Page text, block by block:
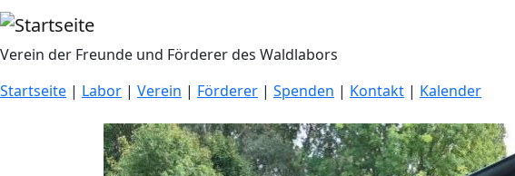
Direkt zum Inhalt
Verein der Freunde und Förderer des Waldlabors
Startseite | Labor | Verein | Förderer | Spenden | Kontakt | Kalender